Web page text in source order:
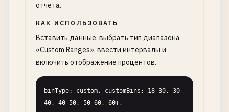
отчета.
КАК ИСПОЛЬЗОВАТЬ
Вставить данные, выбрать тип диапазона
«Custom Ranges», ввести интервалы и
включить отображение процентов.
binType: custom, customBins: 18-30, 30-
40, 40-50, 50-60, 60+,